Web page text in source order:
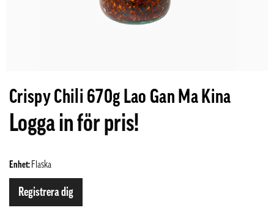
Crispy Chili 670g Lao Gan Ma Kina
Logga in för pris!
Enhet: Flaska
Registrera dig